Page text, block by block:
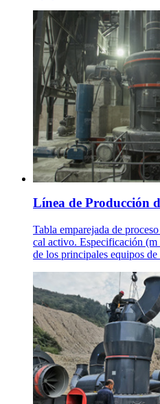
Línea de Producción
Tabla emparejada de
cal activo. Especificación
de los principales equipos de